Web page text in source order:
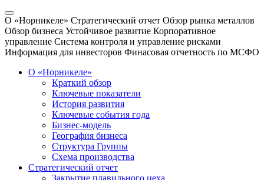
О «Норникеле» Стратегический отчет Обзор рынка металлов
Обзор бизнеса Устойчивое развитие Корпоративное
управление Система контроля и управление рисками
Информация для инвесторов Финасовая отчетность по МСФО
О «Норникеле»
Краткий обзор
Ключевые показатели
История развития
Ключевые события года
Бизнес-модель
География бизнеса
Структура Группы
Схема производства
Стратегический отчет
Закрытие плавильного цеха